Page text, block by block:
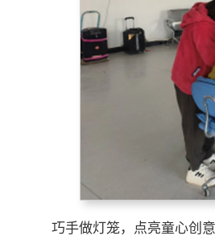
巧手做灯笼，点亮童心创